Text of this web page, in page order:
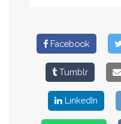
Facebook
Tumblr
LinkedIn